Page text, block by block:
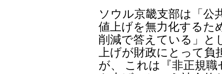
ソウル京畿支部は「公
値上げを無力化するた
削減で答えている」と
上げが財政にとって
が、 これは『非正規